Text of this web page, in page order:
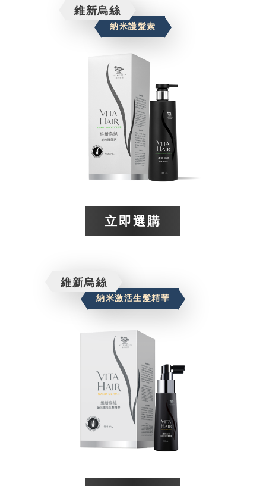
維新烏絲
納米護髮素
立即選購​
維新烏絲
納米激活生髮精華